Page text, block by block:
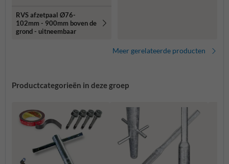
RVS afzetpaal Ø76-
102mm - 900mm boven de
grond - uitneembaar
Meer gerelateerde producten
Productcategorieën in deze groep